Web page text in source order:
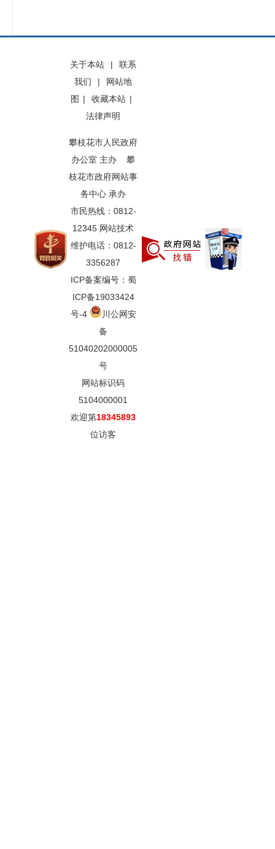
关于本站 |
联系
我们
|
网站地
图 | 收藏本站 |
法律声明
攀枝花市人民政府
办公室 主办 攀
枝花市政府网站事
务中心 承办
市民热线：0812-
12345 网站技术
维护电话：0812-
3356287
ICP备案编号：蜀
ICP备19033424
号-4
川公网安
备
51040202000005
号
网站标识码
5104000001
欢迎第18345893
位访客